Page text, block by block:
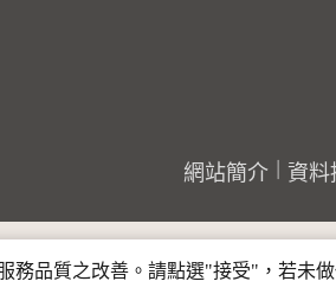
網站簡介 資料
務品質之改善。請點選"接受"，若未